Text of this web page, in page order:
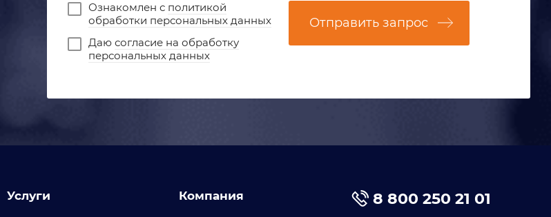
Ознакомлен с политикой
обработки персональных данных
Даю согласие на обработку
персональных данных
Отправить запрос
Услуги Компания 8 800 250 21 01